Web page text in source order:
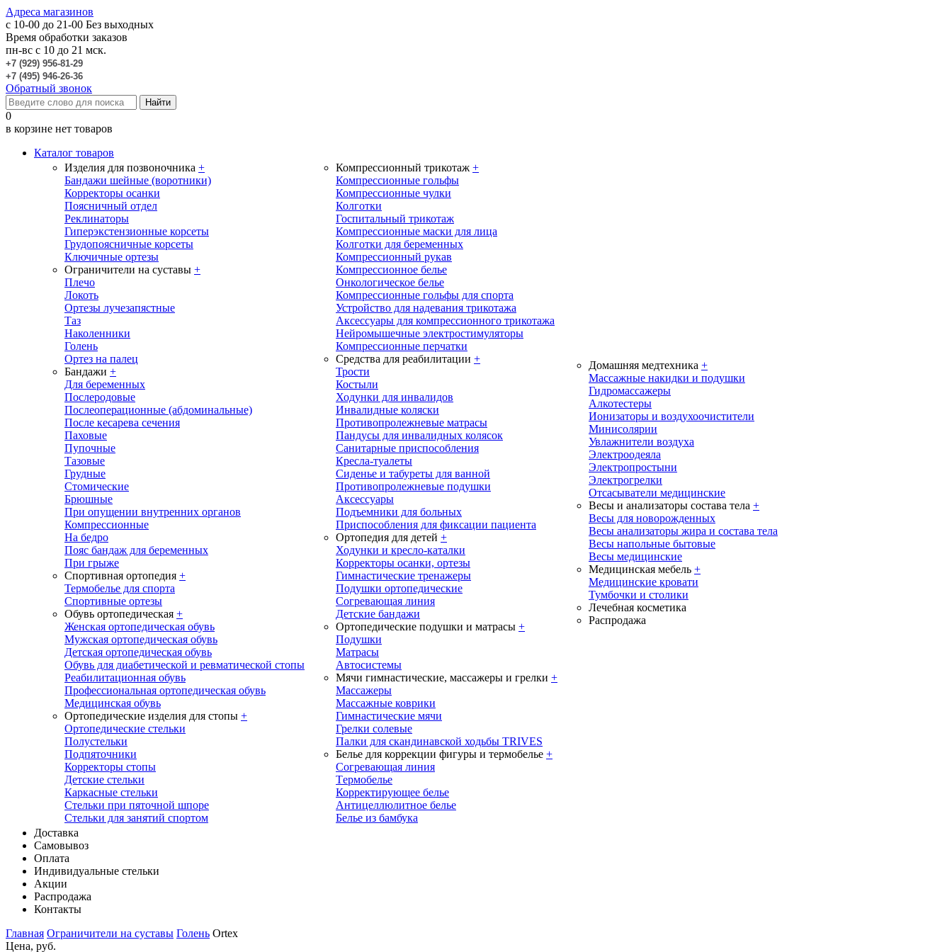
Адреса магазинов
c 10-00 до 21-00 Без выходных
Время обработки заказов
пн-вс с 10 до 21 мск.
+7 (929) 956-81-29
+7 (495) 946-26-36
Обратный звонок
0
в корзине нет товаров
Каталог товаров
Изделия для позвоночника +
Бандажи шейные (воротники)
Корректоры осанки
Поясничный отдел
Реклинаторы
Гиперэкстензионные корсеты
Грудопоясничные корсеты
Ключичные ортезы
Ограничители на суставы +
Плечо
Локоть
Ортезы лучезапястные
Таз
Наколенники
Голень
Ортез на палец
Бандажи +
Для беременных
Послеродовые
Послеоперационные (абдоминальные)
После кесарева сечения
Паховые
Пупочные
Тазовые
Грудные
Стомические
Брюшные
При опущении внутренних органов
Компрессионные
На бедро
Пояс бандаж для беременных
При грыже
Спортивная ортопедия +
Термобелье для спорта
Спортивные ортезы
Обувь ортопедическая +
Женская ортопедическая обувь
Мужская ортопедическая обувь
Детская ортопедическая обувь
Обувь для диабетической и ревматической стопы
Реабилитационная обувь
Профессиональная ортопедическая обувь
Медицинская обувь
Ортопедические изделия для стопы +
Ортопедические стельки
Полустельки
Подпяточники
Корректоры стопы
Детские стельки
Каркасные стельки
Стельки при пяточной шпоре
Стельки для занятий спортом
Компрессионный трикотаж +
Компрессионные гольфы
Компрессионные чулки
Колготки
Госпитальный трикотаж
Компрессионные маски для лица
Колготки для беременных
Компрессионный рукав
Компрессионное белье
Онкологическое белье
Компрессионные гольфы для спорта
Устройство для надевания трикотажа
Аксессуары для компрессионного трикотажа
Нейромышечные электростимуляторы
Компрессионные перчатки
Средства для реабилитации +
Трости
Костыли
Ходунки для инвалидов
Инвалидные коляски
Противопролежневые матрасы
Пандусы для инвалидных колясок
Санитарные приспособления
Кресла-туалеты
Сиденье и табуреты для ванной
Противопролежневые подушки
Аксессуары
Подъемники для больных
Приспособления для фиксации пациента
Ортопедия для детей +
Ходунки и кресло-каталки
Корректоры осанки, ортезы
Гимнастические тренажеры
Подушки ортопедические
Согревающая линия
Детские бандажи
Ортопедические подушки и матрасы +
Подушки
Матрасы
Автосистемы
Мячи гимнастические, массажеры и грелки +
Массажеры
Массажные коврики
Гимнастические мячи
Грелки солевые
Палки для скандинавской ходьбы TRIVES
Белье для коррекции фигуры и термобелье +
Cогревающая линия
Tермобелье
Корректирующее белье
Антицеллюлитное белье
Белье из бамбука
Домашняя медтехника +
Массажные накидки и подушки
Гидромассажеры
Алкотестеры
Ионизаторы и воздухоочистители
Минисолярии
Увлажнители воздуха
Электроодеяла
Электропростыни
Электрогрелки
Отсасыватели медицинские
Весы и анализаторы состава тела +
Весы для новорожденных
Весы анализаторы жира и состава тела
Весы напольные бытовые
Весы медицинские
Медицинская мебель +
Медицинские кровати
Тумбочки и столики
Лечебная косметика
Распродажа
Доставка
Самовывоз
Оплата
Индивидуальные стельки
Акции
Распродажа
Контакты
Главная Ограничители на суставы Голень Ortex
Цена, руб.